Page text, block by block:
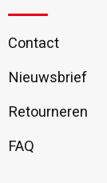
Contact
Nieuwsbrief
Retourneren
FAQ